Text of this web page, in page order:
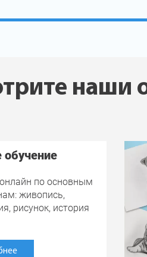
наши
обучение
по основным
живопись,
рисунок, история